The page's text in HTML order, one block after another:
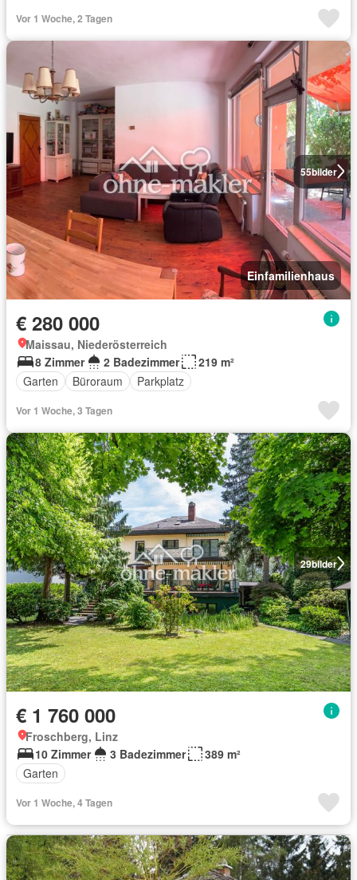
Vor 1 Woche, 2 Tagen
55bilder
Einfamilienhaus
€ 280 000
Maissau, Niederösterreich
8 Zimmer
2 Badezimmer
219 m²
Garten
Büroraum Parkplatz
Vor 1 Woche, 3 Tagen
29bilder
€ 1 760 000
Froschberg, Linz
10 Zimmer
3 Badezimmer
389 m²
Garten
Vor 1 Woche, 4 Tagen